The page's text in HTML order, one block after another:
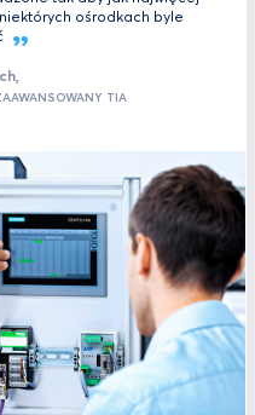
ośrodkach byle
TIA